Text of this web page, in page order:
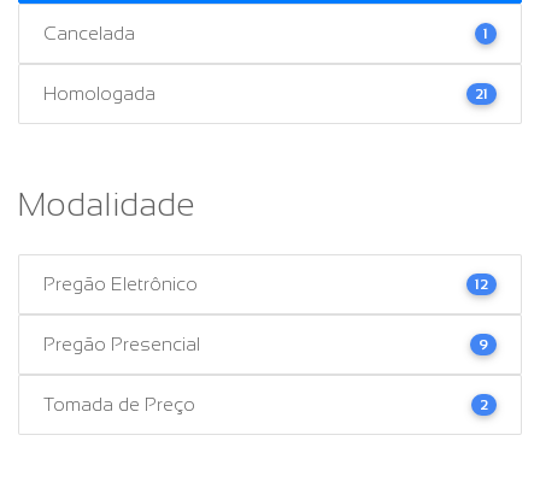
Cancelada 1
Homologada 21
Modalidade
Pregão Eletrônico 12
Pregão Presencial 9
Tomada de Preço 2